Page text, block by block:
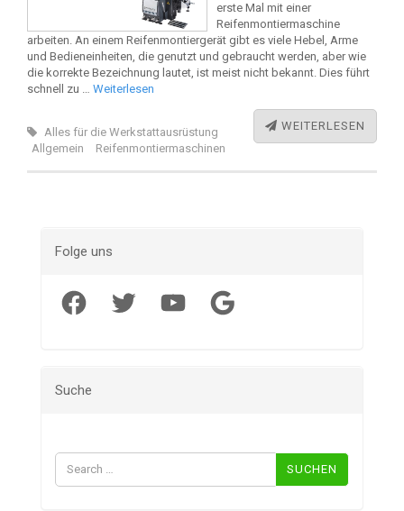
erste Mal mit einer
Reifenmontiermaschine
arbeiten. An einem Reifenmontiergerät gibt es viele Hebel, Arme
und Bedieneinheiten, die genutzt und gebraucht werden, aber wie
die korrekte Bezeichnung lautet, ist meist nicht bekannt. Dies führt
schnell zu … Weiterlesen
WEITERLESEN
Alles für die Werkstattausrüstung
Allgemein
Reifenmontiermaschinen
Folge uns
Facebook Twitter YouTube Google
Suche
Suchen
nach: